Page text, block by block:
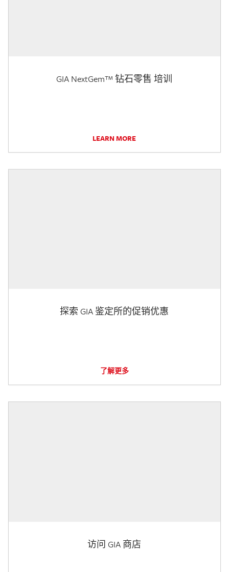
GIA NextGem™ 钻石零售 培训
LEARN MORE
探索 GIA 鉴定所的促销优惠
了解更多
访问 GIA 商店